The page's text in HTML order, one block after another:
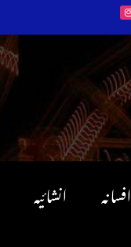
افسانہ انشائیہ